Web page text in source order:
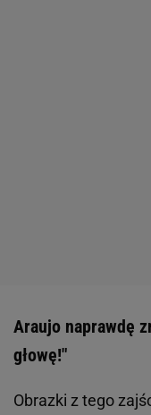
Araujo naprawdę
głowę!"
Obrazki z tego